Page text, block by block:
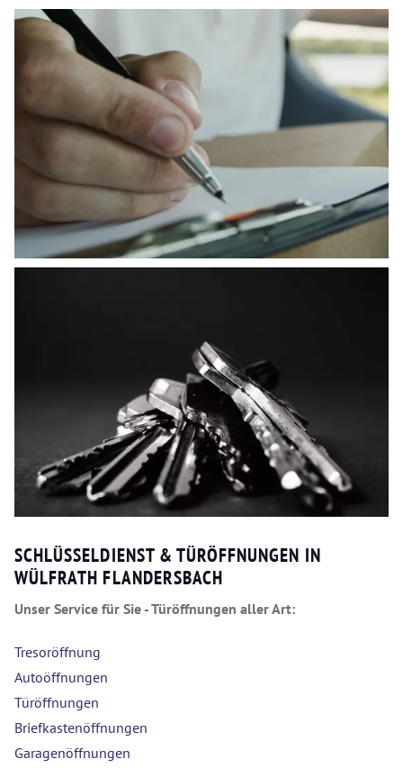
SCHLÜSSELDIENST & TÜRÖFFNUNGEN IN
WÜLFRATH FLANDERSBACH
Unser Service für Sie - Türöffnungen aller Art:
Tresoröffnung
Autoöffnungen
Türöffnungen
Briefkastenöffnungen
Garagenöffnungen